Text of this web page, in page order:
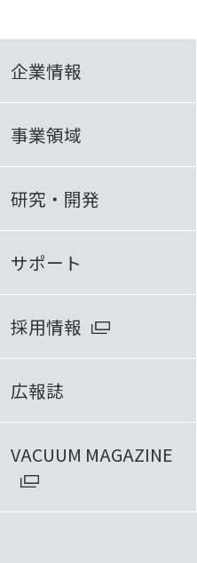
企業情報
事業領域
研究・開発
サポート
採用情報
広報誌
VACUUM MAGAZINE